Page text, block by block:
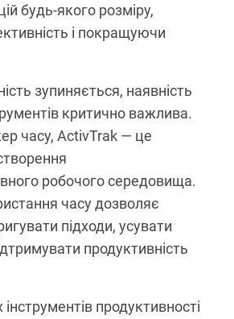
будь-якого розміру,
і покращуючи
зупиняється, наявність
критично важлива.
часу, ActivTrak — це
робочого середовища.
часу дозволяє
підходи, усувати
продуктивність
продуктивності